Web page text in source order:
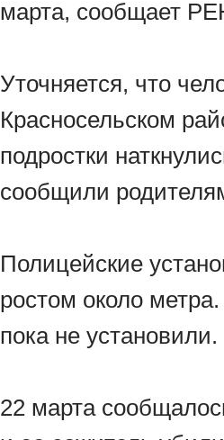
марта, сообщает
Уточняется, что
Красносельском
подростки
сообщили
Полицейские
ростом около
пока не установили.
22 марта